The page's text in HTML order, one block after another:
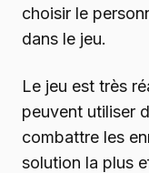
choisir le
dans le jeu.
Le jeu est très
peuvent utiliser
combattre les
solution la plus